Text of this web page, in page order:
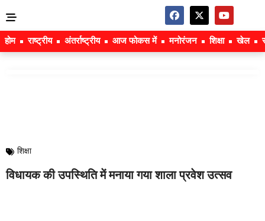
होम राष्ट्रीय अंतर्राष्ट्रीय आज फोकस में मनोरंजन शिक्षा खेल
शिक्षा
विधायक की उपस्थिति में मनाया गया शाला प्रवेश उत्सव